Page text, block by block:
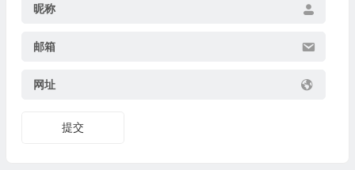
昵称
邮箱
网址
提交